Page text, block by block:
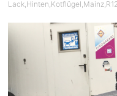
Lack Hinten Kotflügel Mainz